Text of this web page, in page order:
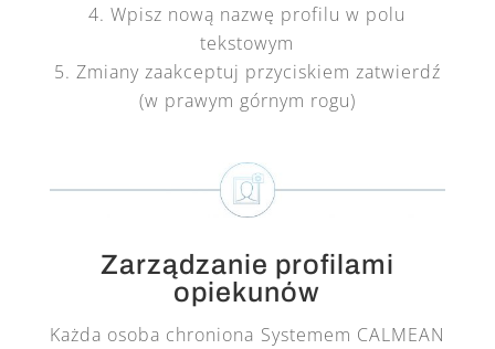
Wpisz nową nazwę profilu w polu
tekstowym
Zmiany zaakceptuj przyciskiem zatwierdź
(w prawym górnym rogu)
Zarządzanie profilami
opiekunów
Każda osoba chroniona Systemem CALMEAN